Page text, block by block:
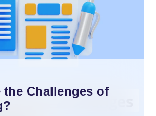
the Challenges of